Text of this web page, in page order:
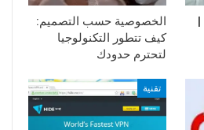
الخصوصية حسب التصميم:
كيف تتطور التكنولوجيا
لتحترم حدودك
تقنية